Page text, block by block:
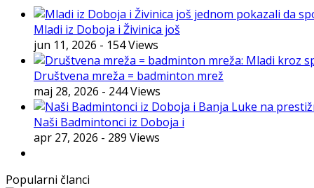
Mladi iz Doboja i Živinica još
jun 11, 2026 - 154 Views
Društvena mreža = badminton mrež
maj 28, 2026 - 244 Views
Naši Badmintonci iz Doboja i
apr 27, 2026 - 289 Views
Popularni članci